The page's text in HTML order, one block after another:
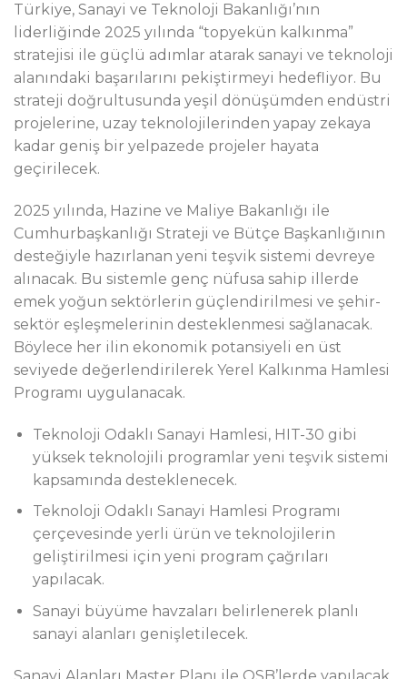
Türkiye, Sanayi ve Teknoloji Bakanlığı’nın
liderliğinde 2025 yılında “topyekün kalkınma”
stratejisi ile güçlü adımlar atarak sanayi ve teknoloji
alanındaki başarılarını pekiştirmeyi hedefliyor. Bu
strateji doğrultusunda yeşil dönüşümden endüstri
projelerine, uzay teknolojilerinden yapay zekaya
kadar geniş bir yelpazede projeler hayata
geçirilecek.
2025 yılında, Hazine ve Maliye Bakanlığı ile
Cumhurbaşkanlığı Strateji ve Bütçe Başkanlığının
desteğiyle hazırlanan yeni teşvik sistemi devreye
alınacak. Bu sistemle genç nüfusa sahip illerde
emek yoğun sektörlerin güçlendirilmesi ve şehir-
sektör eşleşmelerinin desteklenmesi sağlanacak.
Böylece her ilin ekonomik potansiyeli en üst
seviyede değerlendirilerek Yerel Kalkınma Hamlesi
Programı uygulanacak.
Teknoloji Odaklı Sanayi Hamlesi, HIT-30 gibi
yüksek teknolojili programlar yeni teşvik sistemi
kapsamında desteklenecek.
Teknoloji Odaklı Sanayi Hamlesi Programı
çerçevesinde yerli ürün ve teknolojilerin
geliştirilmesi için yeni program çağrıları
yapılacak.
Sanayi büyüme havzaları belirlenerek planlı
sanayi alanları genişletilecek.
Sanayi Alanları Master Planı ile OSB’lerde yapılacak